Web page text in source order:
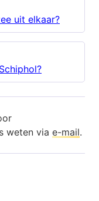
uit elkaar?
weten via e-mail.